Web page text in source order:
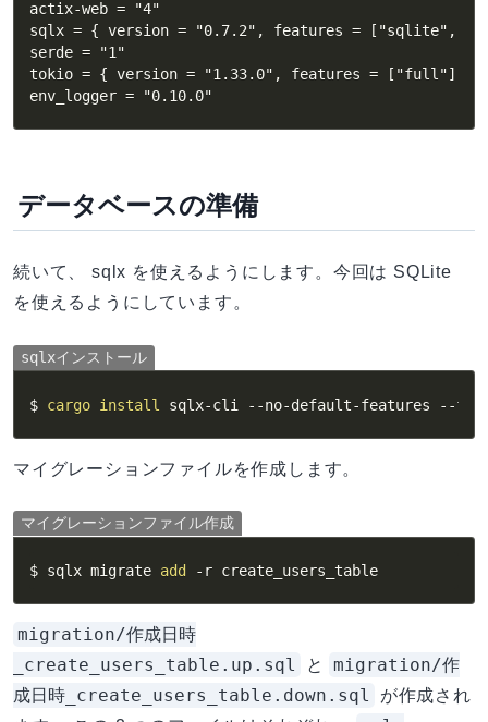
actix-web = "4"
sqlx = { version = "0.7.2", features = ["sqlite",
serde = "1"
tokio = { version = "1.33.0", features = ["full"] }
env_logger = "0.10.0"
データベースの準備
続いて、 sqlx を使えるようにします。今回は SQLite
を使えるようにしています。
sqlxインストール
$ cargo install sqlx-cli --no-default-features --
マイグレーションファイルを作成します。
マイグレーションファイル作成
$ sqlx migrate add -r create_users_table
migration/作成日時
_create_users_table.up.sql
と
migration/作
成日時_create_users_table.down.sql
が作成され